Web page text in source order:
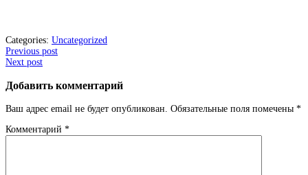
Categories: Uncategorized
Post
navigation
Previous post
Next post
Добавить комментарий
Ваш адрес email не будет опубликован. Обязательные поля помечены *
Комментарий *